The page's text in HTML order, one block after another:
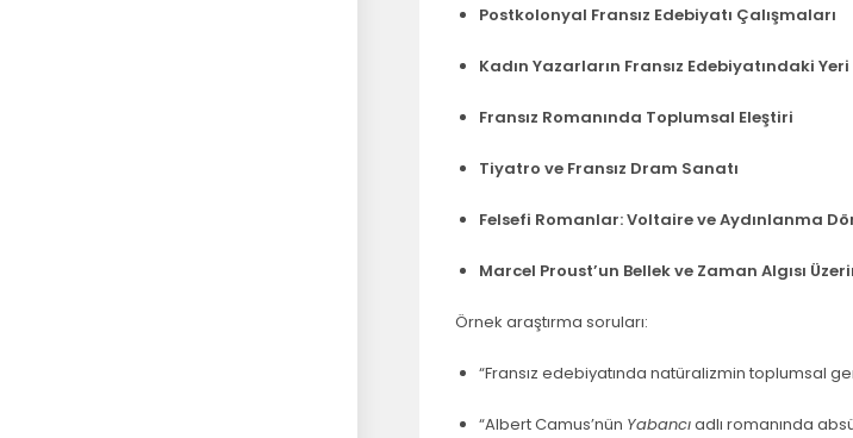
Postkolonyal Fransız Edebiyatı Çalışmaları
Kadın Yazarların Fransız Edebiyatındaki Yeri
Fransız Romanında Toplumsal Eleştiri
Tiyatro ve Fransız Dram Sanatı
Felsefi Romanlar: Voltaire ve Aydınlanma
Marcel Proust’un Bellek ve Zaman Algısı
Örnek araştırma soruları:
“Fransız edebiyatında natüralizmin toplumsal
“Albert Camus’nün Yabancıadlı romanında